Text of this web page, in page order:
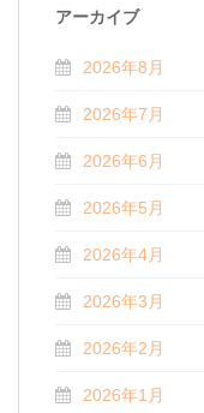
アーカイブ
2026年8月
2026年7月
2026年6月
2026年5月
2026年4月
2026年3月
2026年2月
2026年1月